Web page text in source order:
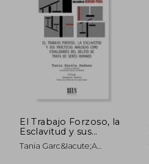
HK$ 231.43
El Trabajo Forzoso, la
Esclavitud y sus
Prácticas Análogas
Como Finalidades del
Tania Garc&Iacute;A